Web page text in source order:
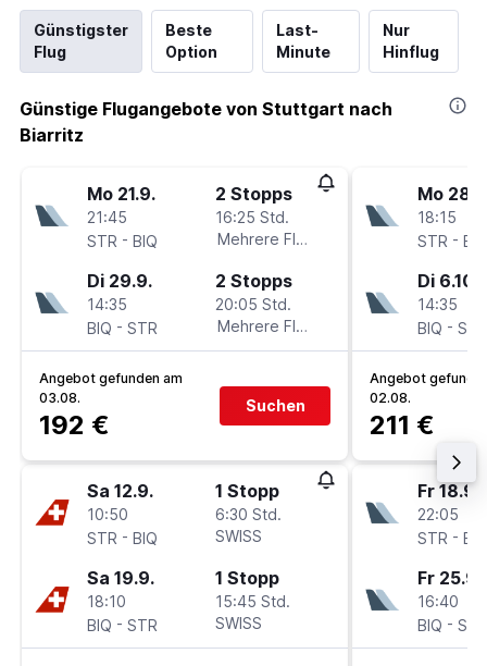
Günstigster
Flug
Beste
Option
Last-
Minute
Nur
Hinflug
Günstige Flugangebote von Stuttgart nach
Biarritz
Mo 21.9.
21:45
STR - BIQ
2 Stopps
16:25 Std.
Mehrere Fluglinien
Di 29.9.
14:35
BIQ - STR
2 Stopps
20:05 Std.
Mehrere Fluglinien
Angebot gefunden am
03.08.
192 €
Suchen
Sa 12.9.
10:50
STR - BIQ
1 Stopp
6:30 Std.
SWISS
Sa 19.9.
18:10
BIQ - STR
1 Stopp
15:45 Std.
SWISS
Mo
18:15
STR - BIQ
Di 6.10.
14:35
BIQ - STR
Angebot
02.08.
211 €
Fr 18.9.
22:05
STR - BIQ
Fr 25.9.
16:40
BIQ - STR